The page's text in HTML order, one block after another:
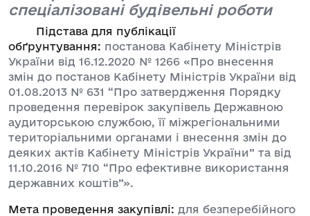
спеціалізовані будівельні роботи
Підстава для публікації
обґрунтування: постанова Кабінету Міністрів
України від 16.12.2020 № 1266 «Про внесення
змін до постанов Кабінету Міністрів України від
01.08.2013 № 631 “Про затвердження Порядку
проведення перевірок закупівель Державною
аудиторською службою, її міжрегіональними
територіальними органами і внесення змін до
деяких актів Кабінету Міністрів України” та від
11.10.2016 № 710 “Про ефективне використання
державних коштів”».
Мета проведення закупівлі: для безперебійного